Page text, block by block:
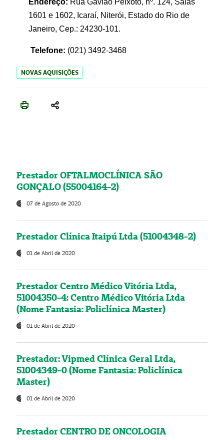
Endereço: Rua Gavião Peixoto, nº. 124, Salas
1601 e 1602, Icaraí, Niterói, Estado do Rio de
Janeiro, Cep.: 24230-101.
Telefone: (021) 3492-3468
NOVAS AQUISIÇÕES
Prestador OFTALMOCLÍNICA SÃO
GONÇALO (55004164-2)
07 de Agosto de 2020
Prestador Clínica Itaipú Ltda (51004348-2)
01 de Abril de 2020
Prestador Centro Médico Vitória Ltda,
51004350-4: Centro Médico Vitória Ltda
(Nome Fantasia: Policlínica Master)
01 de Abril de 2020
Prestador: Vipmed Clínica Geral Ltda,
51004349-0 (Nome Fantasia: Policlínica
Master)
01 de Abril de 2020
Prestador CENTRO DE ONCOLOGIA